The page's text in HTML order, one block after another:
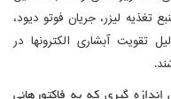
تغذیه لیزر، جریان فوتو دیود،
تقویت آبشاری الکترونها در
گیری که به فاکتورهائی